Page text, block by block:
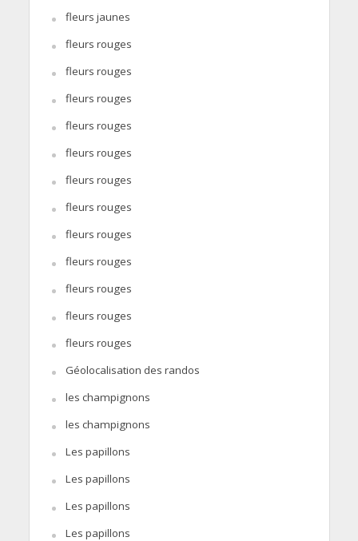
fleurs jaunes
fleurs rouges
fleurs rouges
fleurs rouges
fleurs rouges
fleurs rouges
fleurs rouges
fleurs rouges
fleurs rouges
fleurs rouges
fleurs rouges
fleurs rouges
fleurs rouges
Géolocalisation des randos
les champignons
les champignons
Les papillons
Les papillons
Les papillons
Les papillons